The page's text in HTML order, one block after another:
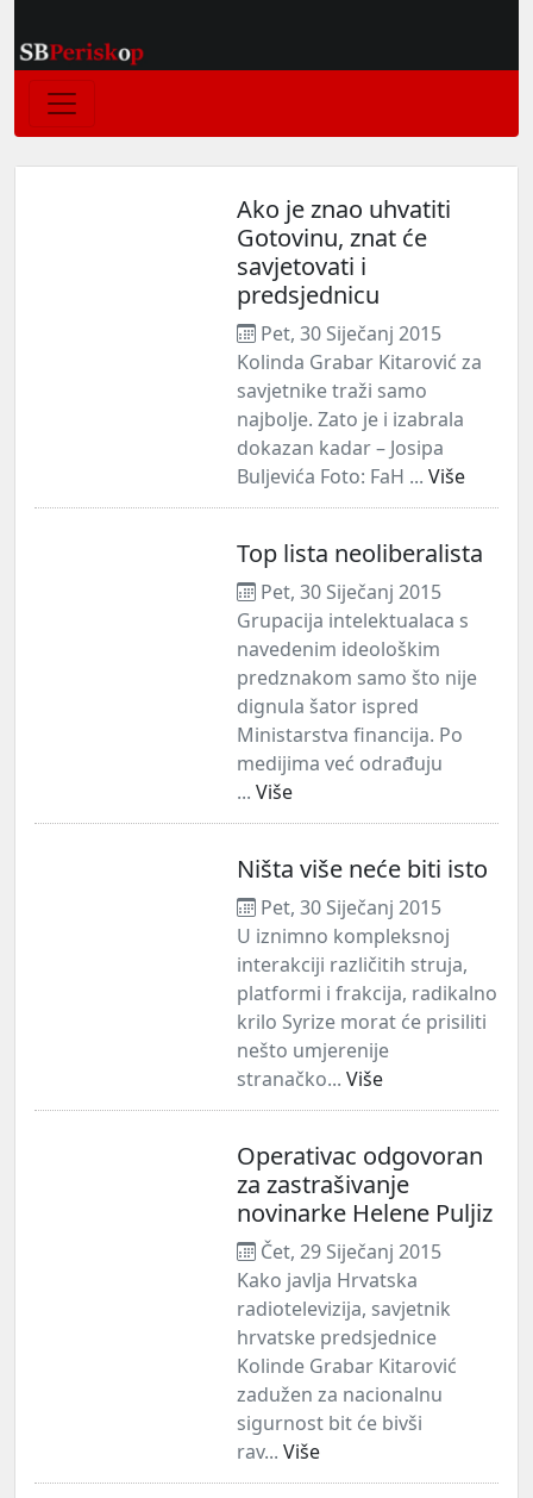
Ako je znao uhvatiti
Gotovinu, znat će
savjetovati i
predsjednicu
Pet, 30 Siječanj 2015
Kolinda Grabar Kitarović za
savjetnike traži samo
najbolje. Zato je i izabrala
dokazan kadar – Josipa
Buljevića Foto: FaH ... Više
Top lista neoliberalista
Pet, 30 Siječanj 2015
Grupacija intelektualaca s
navedenim ideološkim
predznakom samo što nije
dignula šator ispred
Ministarstva financija. Po
medijima već odrađuju
... Više
Ništa više neće biti isto
Pet, 30 Siječanj 2015
U iznimno kompleksnoj
interakciji različitih struja,
platformi i frakcija, radikalno
krilo Syrize morat će prisiliti
nešto umjerenije
stranačko... Više
Operativac odgovoran
za zastrašivanje
novinarke Helene Puljiz
Čet, 29 Siječanj 2015
Kako javlja Hrvatska
radiotelevizija, savjetnik
hrvatske predsjednice
Kolinde Grabar Kitarović
zadužen za nacionalnu
sigurnost bit će bivši
rav... Više